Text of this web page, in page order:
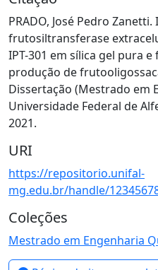
PRADO, José Pedro
frutosiltransferase
IPT-301 em sílica gel pura
produção de
Dissertação (Mestrado em
Universidade Federal de
2021.
URI
https://repositorio.unifal-
mg.edu.br/handle/
Coleções
Mestrado em Engenharia